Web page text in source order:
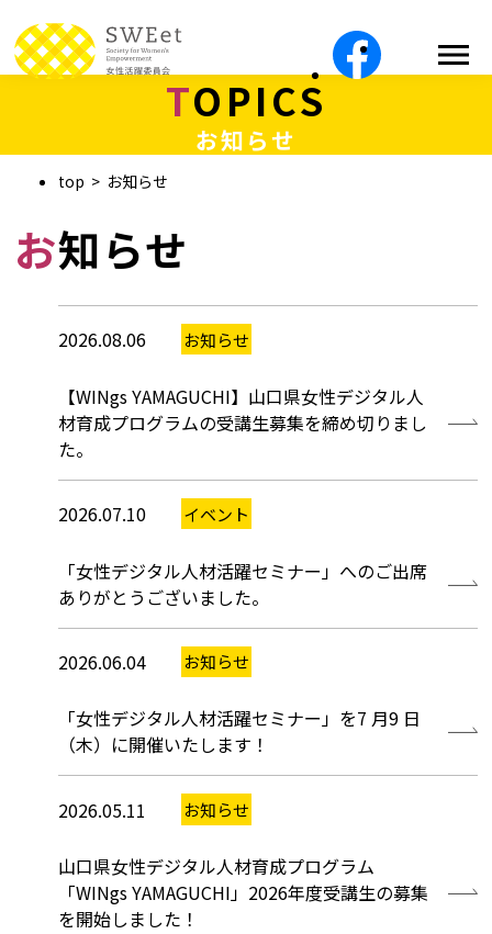
TOPICS
お知らせ
top お知らせ
お知らせ
2026.08.06 お知らせ
【WINgs YAMAGUCHI】山口県女性デジタル人
材育成プログラムの受講生募集を締め切りまし
た。
2026.07.10 イベント
「女性デジタル人材活躍セミナー」へのご出席
ありがとうございました。
2026.06.04 お知らせ
「女性デジタル人材活躍セミナー」を7 月9 日
（木）に開催いたします！
2026.05.11 お知らせ
山口県女性デジタル人材育成プログラム
「WINgs YAMAGUCHI」2026年度受講生の募集
を開始しました！